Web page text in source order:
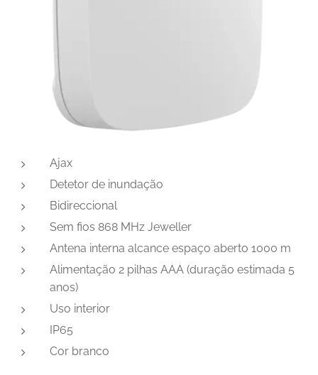
Ajax
Detetor de inundação
Bidireccional
Sem fios 868 MHz Jeweller
Antena interna alcance espaço aberto 1000 m
Alimentação 2 pilhas AAA (duração estimada 5
anos)
Uso interior
IP65
Cor branco